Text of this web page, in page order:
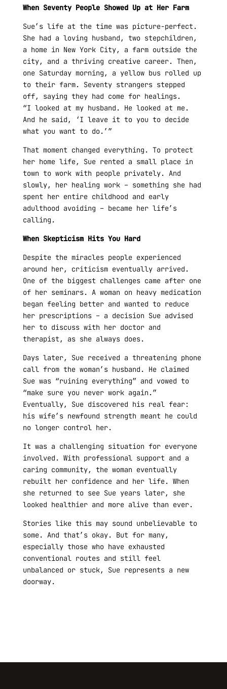
When Seventy People Showed Up at Her Farm
Sue’s life at the time was picture-perfect.
She had a loving husband, two stepchildren,
a home in New York City, a farm outside the
city, and a thriving creative career. Then,
one Saturday morning, a yellow bus rolled up
to their farm. Seventy strangers stepped
off, saying they had come for healings.
“I looked at my husband. He looked at me.
And he said, ‘I leave it to you to decide
what you want to do.’”
That moment changed everything. To protect
her home life, Sue rented a small place in
town to work with people privately. And
slowly, her healing work – something she had
spent her entire childhood and early
adulthood avoiding – became her life’s
calling.
When Skepticism Hits You Hard
Despite the miracles people experienced
around her, criticism eventually arrived.
One of the biggest challenges came after one
of her seminars. A woman on heavy medication
began feeling better and wanted to reduce
her prescriptions – a decision Sue advised
her to discuss with her doctor and
therapist, as she always does.
Days later, Sue received a threatening phone
call from the woman’s husband. He claimed
Sue was “ruining everything” and vowed to
“make sure you never work again.”
Eventually, Sue discovered his real fear:
his wife’s newfound strength meant he could
no longer control her.
It was a challenging situation for everyone
involved. With professional support and a
caring community, the woman eventually
rebuilt her confidence and her life. When
she returned to see Sue years later, she
looked healthier and more alive than ever.
Stories like this may sound unbelievable to
some. And that’s okay. But for many,
especially those who have exhausted
conventional routes and still feel
unbalanced or stuck, Sue represents a new
doorway.